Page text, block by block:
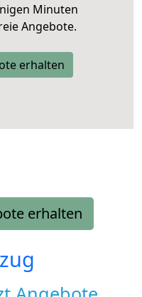
Minuten
Angebote.
erhalten
erhalten